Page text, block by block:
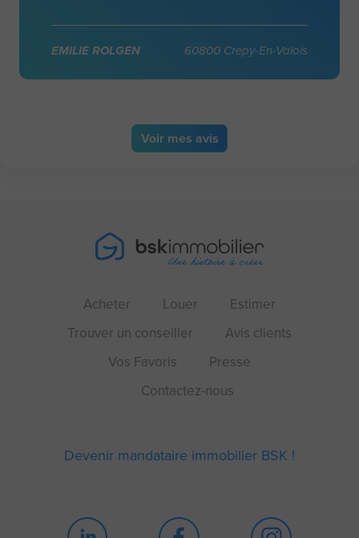
Voir mes avis
EMILIE ROLGEN 60800 Crepy-En-Valois
Acheter Louer
Estimer
Trouver un conseiller
Avis clients
Vos Favoris
Presse
Contactez-nous
Devenir mandataire immobilier BSK !